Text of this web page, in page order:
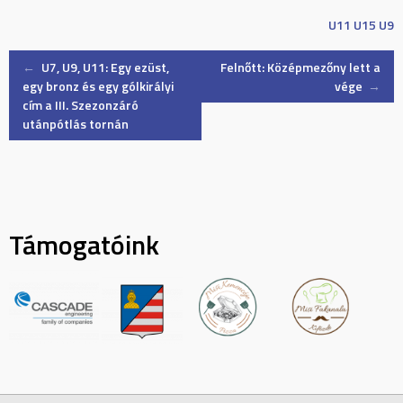
U11 U15 U9
Post
navigation
← U7, U9, U11: Egy ezüst,
egy bronz és egy gólkirályi
cím a III. Szezonzáró
utánpótlás tornán
Felnőtt: Középmezőny lett a
vége →
Támogatóink